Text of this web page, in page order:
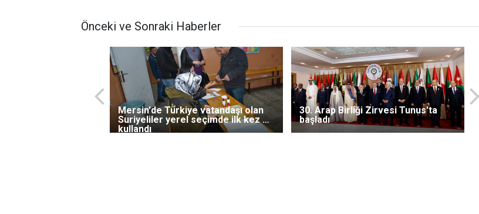
Önceki ve Sonraki Haberler
Mersin'de Türkiye vatandaşı olan
Suriyeliler yerel seçimde ilk kez oy
kullandı
30. Arap Birliği Zirvesi Tunus'ta
başladı